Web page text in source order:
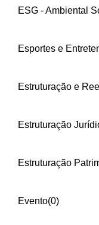
ESG - Ambiental
Esportes e
Estruturação e
Estruturação
Estruturação
Evento(0)